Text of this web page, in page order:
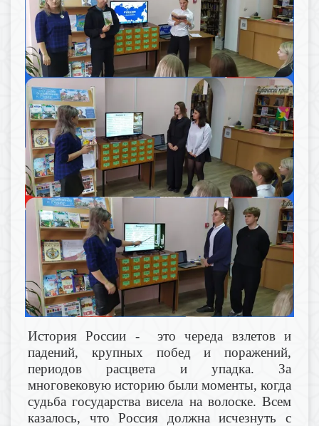
История России - это череда взлетов и
падений, крупных побед и поражений,
периодов расцвета и упадка. За
многовековую историю были моменты, когда
судьба государства висела на волоске. Всем
казалось, что Россия должна исчезнуть с